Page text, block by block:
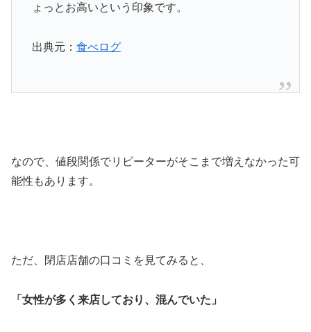
ょっとお高いという印象です。
出典元： 食べログ
なので、値段関係でリピーターがそこまで増えなかった可
能性もあります。
ただ、閉店店舗の口コミを見てみると、
「女性が多く来店しており、混んでいた」